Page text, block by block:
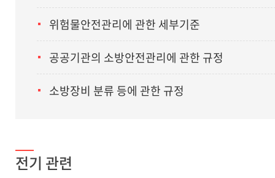
위험물안전관리에 관한 세부기준
공공기관의 소방안전관리에 관한 규정
소방장비 분류 등에 관한 규정
전기 관련